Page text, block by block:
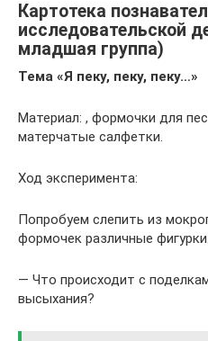
Картотека
исследовательской
младшая группа)
Тема «Я пеку, пеку, пеку…»
Материал: , формочки для
матерчатые салфетки.
Ход эксперимента:
Попробуем слепить из
формочек различные
— Что происходит с
высыхания?